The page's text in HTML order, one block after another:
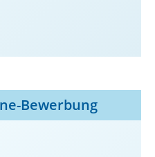
Bewerbung